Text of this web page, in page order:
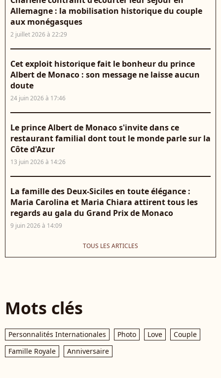
Allemagne : la mobilisation historique du couple
aux monégasques
2 juillet 2026 à 22:29
Cet exploit historique fait le bonheur du prince
Albert de Monaco : son message ne laisse aucun
doute
24 juin 2026 à 17:46
Le prince Albert de Monaco s'invite dans ce
restaurant familial dont tout le monde parle sur la
Côte d'Azur
13 juin 2026 à 14:26
La famille des Deux-Siciles en toute élégance :
Maria Carolina et Maria Chiara attirent tous les
regards au gala du Grand Prix de Monaco
9 juin 2026 à 14:09
TOUS LES ARTICLES
Mots clés
Personnalités Internationales Photo Love
Couple
Famille Royale
Anniversaire